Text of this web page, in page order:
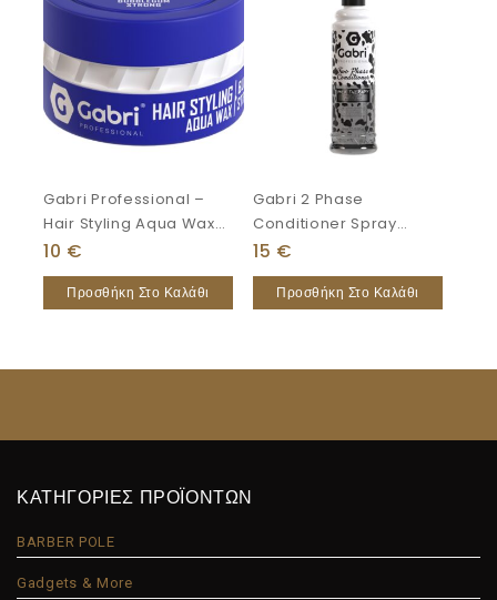
Gabri Professional –
Hair Styling Aqua Wax
Bubblegum Strong
150ml
10 €
Προσθήκη Στο Καλάθι
Gabri 2 Phase
Conditioner Spray
400ml Milk Therapy
15 €
Προσθήκη Στο Καλάθι
ΚΑΤΗΓΟΡΙΕΣ ΠΡΟΪΟΝΤΩΝ
BARBER POLE
Gadgets & More